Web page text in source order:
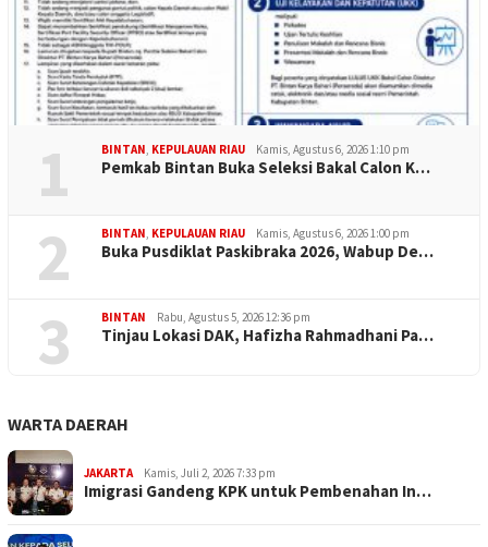
1 BINTAN, KEPULAUAN RIAU Kamis, Agustus 6, 2026 1:10 pm
Pemkab Bintan Buka Seleksi Bakal Calon K…
2 BINTAN, KEPULAUAN RIAU Kamis, Agustus 6, 2026 1:00 pm
Buka Pusdiklat Paskibraka 2026, Wabup De…
3 BINTAN Rabu, Agustus 5, 2026 12:36 pm
Tinjau Lokasi DAK, Hafizha Rahmadhani Pa…
WARTA DAERAH
JAKARTA Kamis, Juli 2, 2026 7:33 pm
Imigrasi Gandeng KPK untuk Pembenahan In…